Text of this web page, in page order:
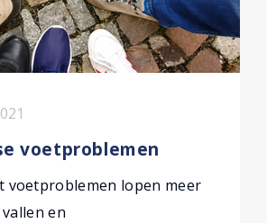
voetproblemen
voetproblemen lopen meer
en